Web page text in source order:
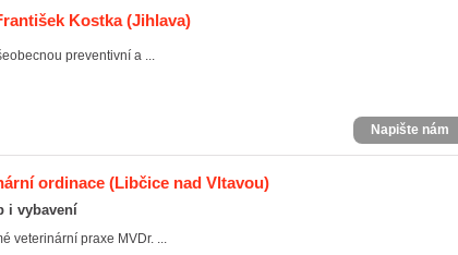
Kostka(Jihlava)
preventivní a ...
Napište nám
ordinace (Libčice nad Vltavou)
i vybavení
veterinární praxe MVDr. ...